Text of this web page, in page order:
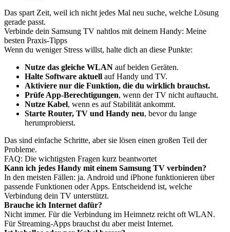
Das spart Zeit, weil ich nicht jedes Mal neu suche, welche Lösung
gerade passt.
Verbinde dein Samsung TV nahtlos mit deinem Handy: Meine
besten Praxis-Tipps
Wenn du weniger Stress willst, halte dich an diese Punkte:
Nutze das gleiche WLAN auf beiden Geräten.
Halte Software aktuell auf Handy und TV.
Aktiviere nur die Funktion, die du wirklich brauchst.
Prüfe App-Berechtigungen, wenn der TV nicht auftaucht.
Nutze Kabel, wenn es auf Stabilität ankommt.
Starte Router, TV und Handy neu, bevor du lange
herumprobierst.
Das sind einfache Schritte, aber sie lösen einen großen Teil der
Probleme.
FAQ: Die wichtigsten Fragen kurz beantwortet
Kann ich jedes Handy mit einem Samsung TV verbinden?
In den meisten Fällen: ja. Android und iPhone funktionieren über
passende Funktionen oder Apps. Entscheidend ist, welche
Verbindung dein TV unterstützt.
Brauche ich Internet dafür?
Nicht immer. Für die Verbindung im Heimnetz reicht oft WLAN.
Für Streaming-Apps brauchst du aber meist Internet.